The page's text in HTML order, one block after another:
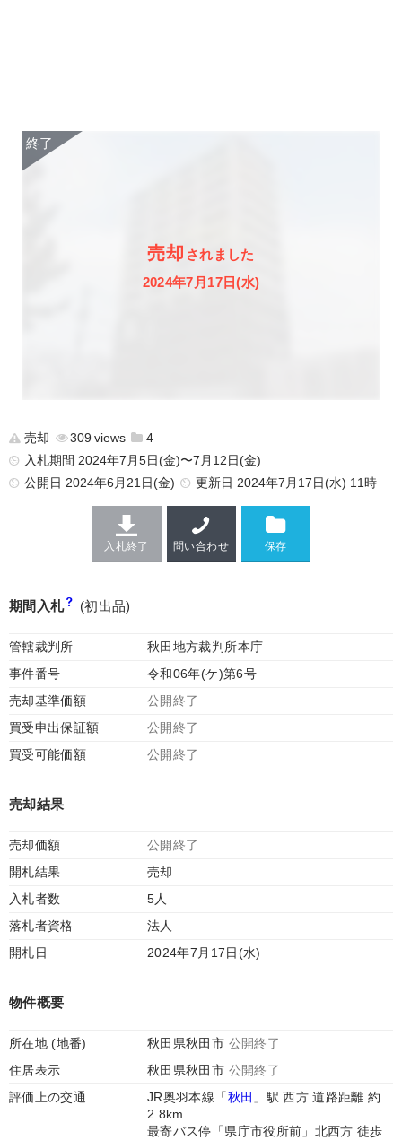
売却 されました
2024年7月17日(水)
売却 309
4
入札期間 2024年7月5日(金)〜7月12日(金)
公開日 2024年6月21日(金) 更新日 2024年7月17日(水) 11時
入札終了 問い合わせ
期間入札 (初出品)
管轄裁判所
秋田地方裁判所本庁
事件番号
令和06年(ケ)第6号
売却基準価額
公開終了
買受申出保証額
公開終了
買受可能価額
公開終了
売却結果
売却価額
公開終了
開札結果
売却
入札者数
5人
落札者資格
法人
開札日
2024年7月17日(水)
物件概要
所在地 (地番) 秋田県秋田市 公開終了
住居表示
秋田県秋田市 公開終了
評価上の交通
JR奥羽本線「秋田 」駅 西方 道路距離 約
2.8km
最寄バス停「県庁市役所前」北西方 徒歩